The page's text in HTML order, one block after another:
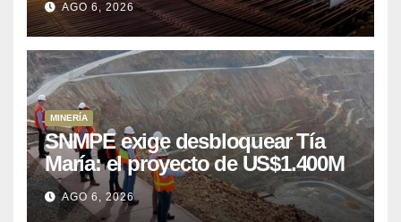
AGO 6, 2026
MINERÍA
SNMPE exige desbloquear Tía
María: el proyecto de US$1.400M
que Perú lleva 15 años
posponiendo
AGO 6, 2026